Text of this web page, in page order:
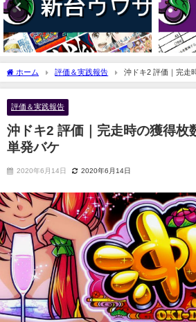
ホーム 評価＆実践報告
沖ドキ2 評価｜完走
発バケ
評価＆実践報告
沖ドキ2 評価｜完走時の獲得枚
単発バケ
2020年6月14日 2020年6月14日